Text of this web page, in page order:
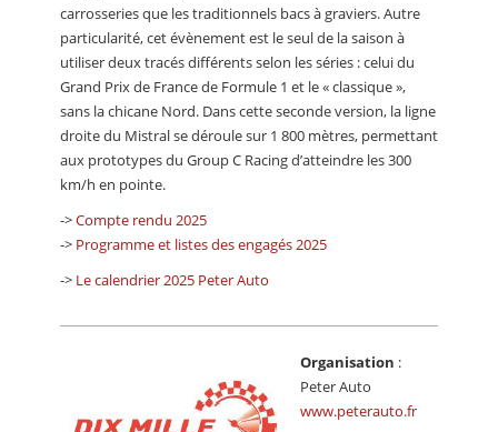
carrosseries que les traditionnels bacs à graviers. Autre
particularité, cet évènement est le seul de la saison à
utiliser deux tracés différents selon les séries : celui du
Grand Prix de France de Formule 1 et le « classique »,
sans la chicane Nord. Dans cette seconde version, la ligne
droite du Mistral se déroule sur 1 800 mètres, permettant
aux prototypes du Group C Racing d’atteindre les 300
km/h en pointe.
->Compte rendu 2025
-> Programme et listes des engagés 2025
-> Le calendrier 2025 Peter Auto
Organisation :
Peter Auto
www.peterauto.fr